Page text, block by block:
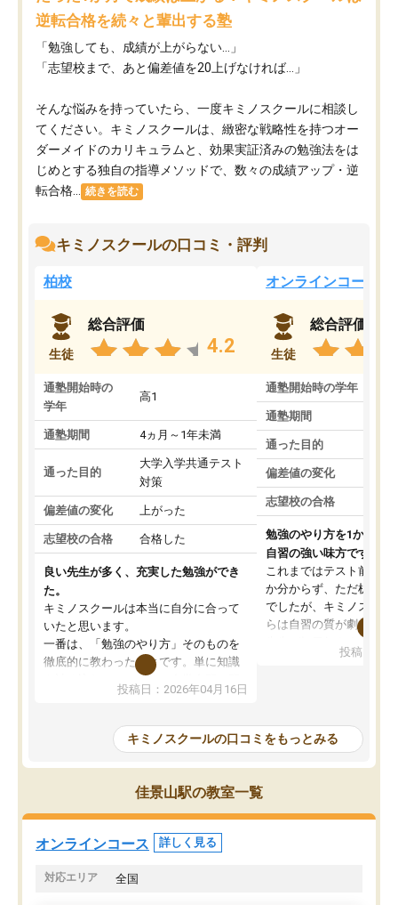
逆転合格を続々と輩出する塾
「勉強しても、成績が上がらない…」
「志望校まで、あと偏差値を20上げなければ…」
そんな悩みを持っていたら、一度キミノスクールに相談し
てください。キミノスクールは、緻密な戦略性を持つオー
ダーメイドのカリキュラムと、効果実証済みの勉強法をは
じめとする独自の指導メソッドで、数々の成績アップ・逆
転合格...
続きを読む
キミノスクールの口コミ・評判
柏校
生徒
総合評価
4.2
通塾開始時の
学年
高1
通塾期間 4ヵ月～1年未満
通った目的
大学入学共通テスト
対策
偏差値の変化 上がった
志望校の合格 合格した
良い先生が多く、充実した勉強ができ
た。
キミノスクールは本当に自分に合って
いたと思います。
一番は、「勉強のやり方」そのものを
徹底的に教わったことです。単に知識
を詰め込むのではなく、自学自習の習
慣が身につくよう並走してくれるの
はなくなりました。
講師の方との距離も近く、親身なコー
チングのおかげで、停滞期もモチベー
ションを維持できました。「やらされ
る勉強」から「目標のための勉強」へ
意識が変わったことが、目標校への合
投稿日：2026年04月16日
オンラインコース
生徒
総合評価
通塾開始時の学年
通塾期間
通った目的
偏差値の変化
志望校の合格
勉強のやり方を1から教
自習の強い味方です。
これまではテスト前に何
か分からず、ただ机に座
でしたが、キミノスクー
らは自習の質が劇的に変
を明確にしてくれるの
の仕方をコーチングして
ルなので、家での学習習
身につきました。結果と
た。自分から学ぶ姿勢を
投稿日：
キミノスクールの口コミをもっとみる
佳景山駅の教室一覧
オンラインコース 詳しく見る
対応エリア 全国